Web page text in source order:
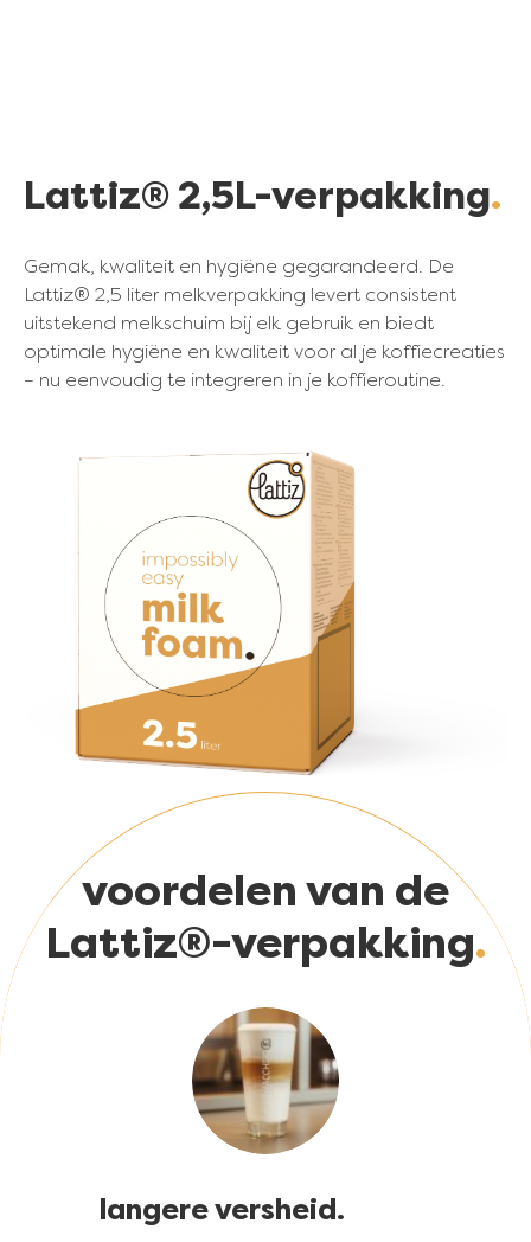
Lattiz® 2,5L-verpakking
Gemak, kwaliteit en hygiëne gegarandeerd. De
Lattiz® 2,5 liter melkverpakking levert consistent
uitstekend melkschuim bij elk gebruik en biedt
optimale hygiëne en kwaliteit voor al je koffiecreaties
– nu eenvoudig te integreren in je koffieroutine.
voordelen van de
Lattiz®-verpakking
Afbeelding
langere versheid.